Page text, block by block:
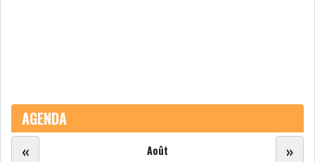
AGENDA
Août
« »